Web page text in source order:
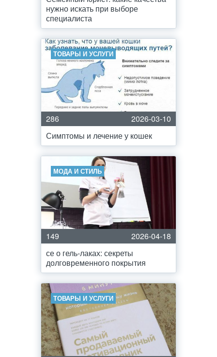
нужно искать при выборе
специалиста
ТОВАРЫ И УСЛУГИ
286
2026-03-10
Симптомы и лечение у кошек
МОДА И СТИЛЬ
149
2026-04-18
се о гель-лаках: секреты
долговременного покрытия
ТОВАРЫ И УСЛУГИ